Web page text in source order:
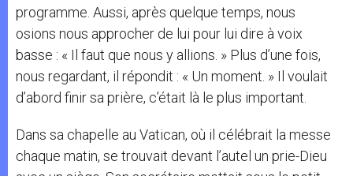
programme. Aussi, après quelque temps, nous
osions nous approcher de lui pour lui dire à voix
basse : « Il faut que nous y allions. » Plus d’une fois,
nous regardant, il répondit : « Un moment. » Il voulait
d’abord finir sa prière, c’était là le plus important.
Dans sa chapelle au Vatican, où il célébrait la messe
chaque matin, se trouvait devant l’autel un prie-Dieu